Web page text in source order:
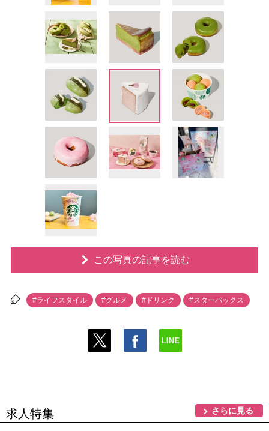
この写真の記事を読む
#ライフスタイル #グルメ #ドリンク #スターバックス
求人特集 さらに見る